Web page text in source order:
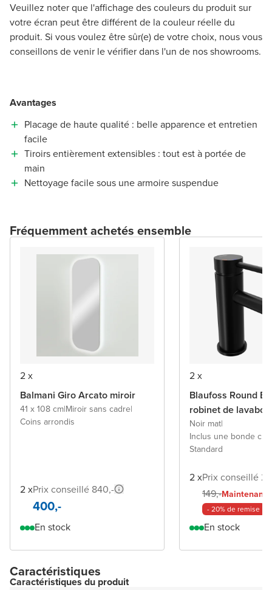
Veuillez noter que l'affichage des couleurs du produit sur
votre écran peut être différent de la couleur réelle du
produit. Si vous voulez être sûr(e) de votre choix, nous vous
conseillons de venir le vérifier dans l'un de nos showrooms.
Avantages
Placage de haute qualité : belle apparence et entretien
facile
Tiroirs entièrement extensibles : tout est à portée de
main
Nettoyage facile sous une armoire suspendue
Fréquemment achetés ensemble
2 x
Balmani Giro Arcato miroir
41 x 108 cm|Miroir sans cadre|
Coins arrondis
2 xPrix conseillé 840,-
400,-
En stock
2 x
Blaufoss Round
robinet de lavabo
Noir mat|
Inclus une bonde
Standard
2 xPrix conseillé
149,-Maintenant
- 20% de remise
En stock
Caractéristiques
Caractéristiques du produit